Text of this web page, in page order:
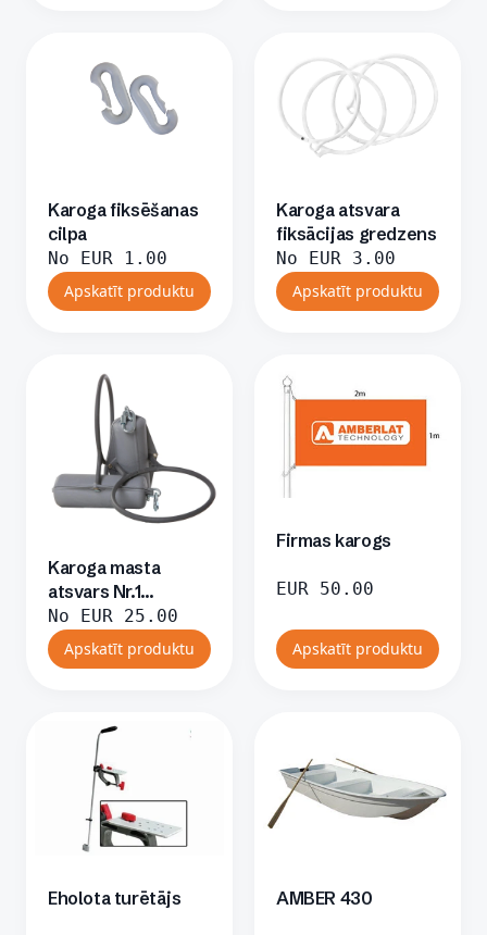
Karoga fiksēšanas
cilpa
No EUR
1.00
Apskatīt produktu
Karoga atsvara
fiksācijas gredzens
No EUR
3.00
Apskatīt produktu
Karoga masta
atsvars Nr.1
(pelēks)
No EUR 25.00
Apskatīt produktu
Firmas karogs
EUR 50.00
Apskatīt produktu
Eholota turētājs AMBER 430